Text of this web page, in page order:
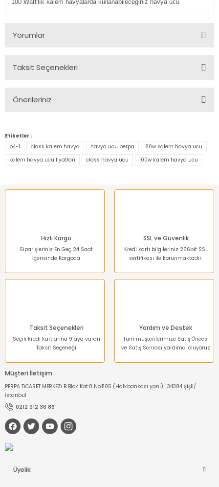
100 Watt'lık kalem havyalarda kullanabileceğiniz havya ucu
Yorumlar
Taksit Seçenekleri
Önerileriniz
konularda yetersiz gördüğünüz noktaları öneri formunu
kullanarak tarafımıza iletebilirsiniz.
Görüş ve önerileriniz için teşekkür ederiz.
Ürün açıklamasında eksik bilgiler bulunuyor.
Bu ürüne benzer farklı alternatifler olmalı.
Etiketler :
b4-1
class kalem havya havya ucu perpa
80w kalem havya ucu
kalem havya ucu fiyatları
class havya ucu 100w kalem havya ucu
Hızlı Kargo
Siparişleriniz En Geç 24 Saat
İçerisinde Kargoda
SSL ve Güvenlik
Kredi kartı bilgileriniz 256bit SSL
sertifikası ile korunmaktadır.
Taksit Seçenekleri
Seçili kredi kartlarına 9 aya varan
Taksit Seçeneği
Yardım ve Destek
Tüm müşterilerimize Satış Öncesi
ve Satış Sonrası yardımcı oluyoruz
Müşteri İletişim
PERPA TİCARET MERKEZİ B Blok Kat:8 No:1105 (Halkbankası yanı) , 34384 Şişli/
İstanbul
0212 912 36 86
Üyelik